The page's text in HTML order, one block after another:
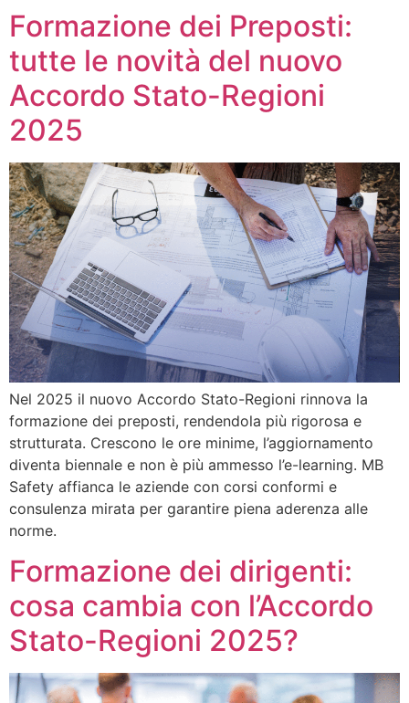
Formazione dei Preposti:
tutte le novità del nuovo
Accordo Stato-Regioni
2025
Nel 2025 il nuovo Accordo Stato-Regioni rinnova la
formazione dei preposti, rendendola più rigorosa e
strutturata. Crescono le ore minime, l’aggiornamento
diventa biennale e non è più ammesso l’e-learning. MB
Safety affianca le aziende con corsi conformi e
consulenza mirata per garantire piena aderenza alle
norme.
Formazione dei dirigenti:
cosa cambia con l’Accordo
Stato-Regioni 2025?